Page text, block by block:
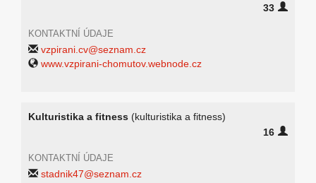
33
KONTAKTNÍ ÚDAJE
vzpirani.cv@seznam.cz
www.vzpirani-chomutov.webnode.cz
Kulturistika a fitness (kulturistika a fitness)
16
KONTAKTNÍ ÚDAJE
stadnik47@seznam.cz